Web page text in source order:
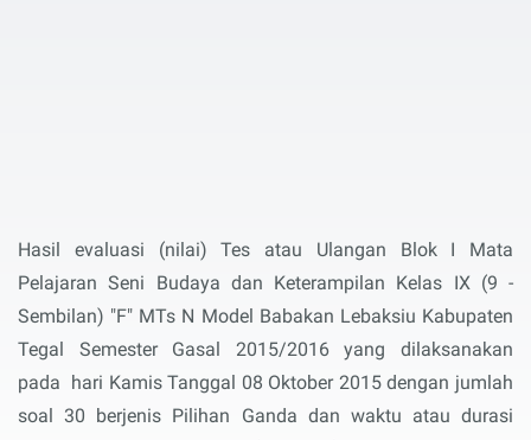
Hasil evaluasi (nilai) Tes atau Ulangan Blok I Mata
Pelajaran Seni Budaya dan Keterampilan Kelas IX (9 -
Sembilan) "F" MTs N Model Babakan Lebaksiu Kabupaten
Tegal Semester Gasal 2015/2016 yang dilaksanakan
pada hari Kamis Tanggal 08 Oktober 2015 dengan jumlah
soal 30 berjenis Pilihan Ganda dan waktu atau durasi